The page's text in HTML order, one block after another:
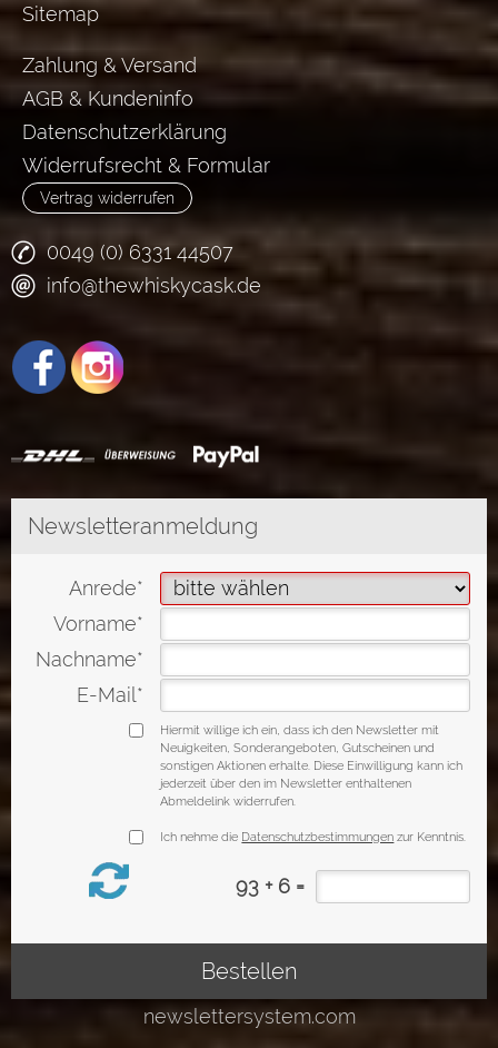
Sitemap
Zahlung & Versand
AGB & Kundeninfo
Datenschutzerklärung
Widerrufsrecht & Formular
Vertrag widerrufen
0049 (0) 6331 44507
info@thewhiskycask.de